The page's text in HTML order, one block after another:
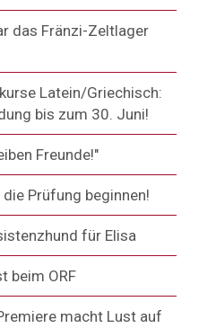
das Fränzi-Zeltlager
Latein/Griechisch:
bis zum 30. Juni!
Freunde!"
Prüfung beginnen!
für Elisa
beim ORF
macht Lust auf